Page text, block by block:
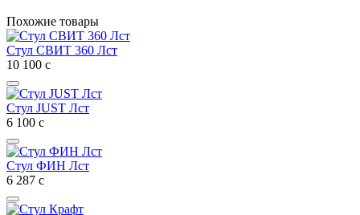
Похожие товары
Стул СВИТ 360 Лст
10 100 с
Стул JUST Лст
6 100 с
Стул ФИН Лст
6 287 с